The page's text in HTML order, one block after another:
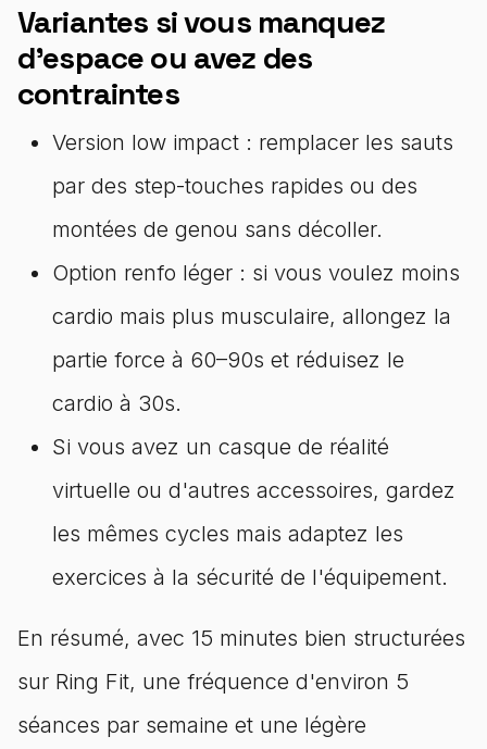
Variantes si vous manquez
d'espace ou avez des
contraintes
Version low impact : remplacer les sauts
par des step-touches rapides ou des
montées de genou sans décoller.
Option renfo léger : si vous voulez moins
cardio mais plus musculaire, allongez la
partie force à 60–90s et réduisez le
cardio à 30s.
Si vous avez un casque de réalité
virtuelle ou d'autres accessoires, gardez
les mêmes cycles mais adaptez les
exercices à la sécurité de l'équipement.
En résumé, avec 15 minutes bien structurées
sur Ring Fit, une fréquence d'environ 5
séances par semaine et une légère